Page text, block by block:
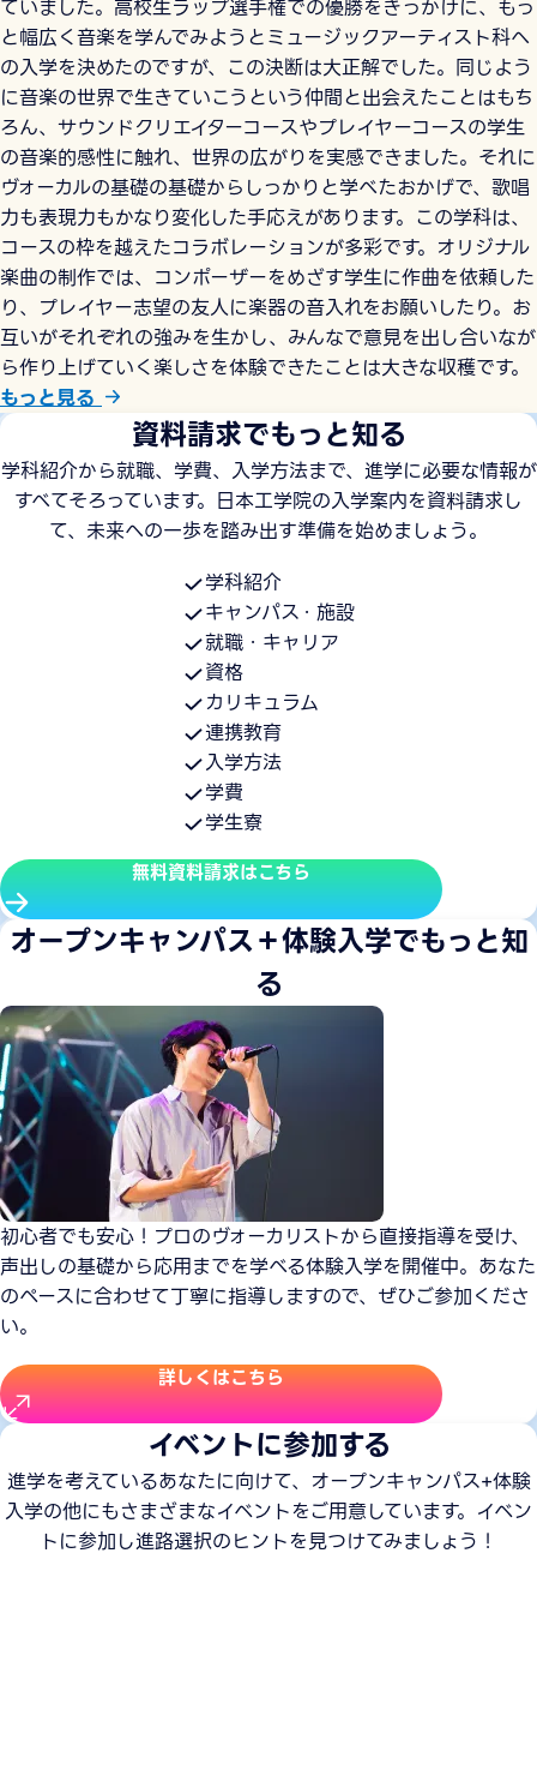
ていました。高校生ラップ選手権での優勝をきっかけに、もっ
と幅広く音楽を学んでみようとミュージックアーティスト科へ
の入学を決めたのですが、この決断は大正解でした。同じよう
に音楽の世界で生きていこうという仲間と出会えたことはもち
ろん、サウンドクリエイターコースやプレイヤーコースの学生
の音楽的感性に触れ、世界の広がりを実感できました。それに
ヴォーカルの基礎の基礎からしっかりと学べたおかげで、歌唱
力も表現力もかなり変化した手応えがあります。この学科は、
コースの枠を越えたコラボレーションが多彩です。オリジナル
楽曲の制作では、コンポーザーをめざす学生に作曲を依頼した
り、プレイヤー志望の友人に楽器の音入れをお願いしたり。お
互いがそれぞれの強みを生かし、みんなで意見を出し合いなが
ら作り上げていく楽しさを体験できたことは大きな収穫です。
もっと見る
資料請求でもっと知る
学科紹介から就職、学費、入学方法まで、進学に必要な情報が
すべてそろっています。日本工学院の入学案内を資料請求し
て、未来への一歩を踏み出す準備を始めましょう。
学科紹介
キャンパス・施設
就職・キャリア
資格
カリキュラム
連携教育
入学方法
学費
学生寮
無料資料請求はこちら
オープンキャンパス＋体験入学でもっと知
る
初心者でも安心！プロのヴォーカリストから直接指導を受け、
声出しの基礎から応用までを学べる体験入学を開催中。あなた
のペースに合わせて丁寧に指導しますので、ぜひご参加くださ
い。
詳しくはこちら
イベントに参加する
進学を考えているあなたに向けて、オープンキャンパス+体験
入学の他にもさまざまなイベントをご用意しています。イベン
トに参加し進路選択のヒントを見つけてみましょう！